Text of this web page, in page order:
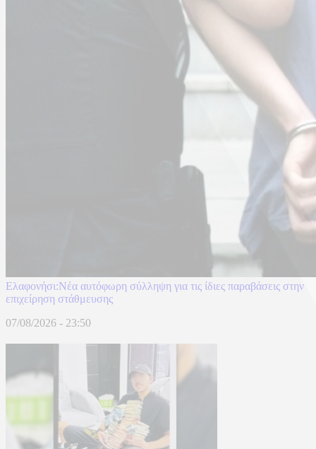
Ελαφονήσι:Νέα αυτόφωρη σύλληψη για τις ίδιες παραβάσεις στην
επιχείρηση στάθμευσης
07/08/2026 - 23:50